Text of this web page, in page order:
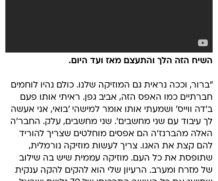
השיח הזה הלך והתעצם מאז ועד היום.
"ברור, וככה נראית גם המוזיקה שלנו. כולם נהיו לוחמים
חברתיים כמו האפס הזה, אביב גפן. ראיתי אותו פעם
ב'דה ווייס' ושמעתי אותו אומר למישהי 'בואי, אני אעשה
לך עיבוד עם שני מחשבים'. שני מחשבים, עלק. החבר'ה
האלה מהברנז'ה הם אפסים מוחלטים שצריך להוריד
להם קצת את האגו. צריך לעשות מוזיקה נורמלית,
שתופסת את כל העם. מוזיקה עממית שיש בה שילוב
של מזרח ומערב. הרעיון שלי הוא להקים להקה ענקית